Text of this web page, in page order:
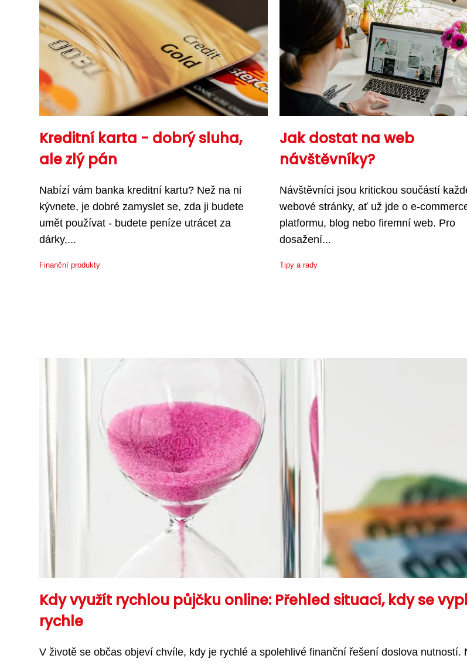
Kreditní karta - dobrý sluha,
ale zlý pán
Nabízí vám banka kreditní kartu? Než na ni
kývnete, je dobré zamyslet se, zda ji budete
umět používat - budete peníze utrácet za
dárky,...
Finanční produkty
Jak dostat na web
návštěvníky?
Návštěvníci jsou kritickou součástí
webové stránky, ať už jde o e-
platformu, blog nebo firemní web. Pro
dosažení...
Tipy a rady
Kdy využít rychlou půjčku online: Přehled situací, kdy se
rychle
V životě se občas objeví chvíle, kdy je rychlé a spolehlivé finanční řešení doslova nutností.